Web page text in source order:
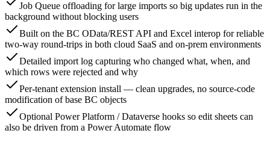
Job Queue offloading for large imports so big updates run in the
background without blocking users
Built on the BC OData/REST API and Excel interop for reliable
two-way round-trips in both cloud SaaS and on-prem environments
Detailed import log capturing who changed what, when, and
which rows were rejected and why
Per-tenant extension install — clean upgrades, no source-code
modification of base BC objects
Optional Power Platform / Dataverse hooks so edit sheets can
also be driven from a Power Automate flow